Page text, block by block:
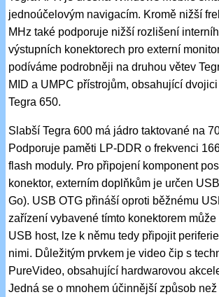
jednoúčelovým navigacím. Kromě nižší
MHz také podporuje nižší rozlišení
výstupních konektorech pro externí
podíváme podrobněji na druhou větev
MID a UMPC přístrojům, obsahující
Tegra 650.
Slabší Tegra 600 má jádro taktované na
Podporuje paměti LP-DDR o frekvenci
flash moduly. Pro připojení komponent
konektor, externím doplňkům je určen
Go). USB OTG přináší oproti běžnému
zařízení vybavené tímto konektorem
USB host, lze k němu tedy připojit
nimi. Důležitým prvkem je video čip s
PureVideo, obsahující hardwarovou
Jedná se o mnohem účinnější způsob